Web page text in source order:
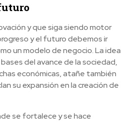
y que siga siendo motor
y el futuro debemos ir
un modelo de negocio. La idea
del avance de la sociedad,
económicas, atañe también
su expansión en la creación de
se fortalece y se hace